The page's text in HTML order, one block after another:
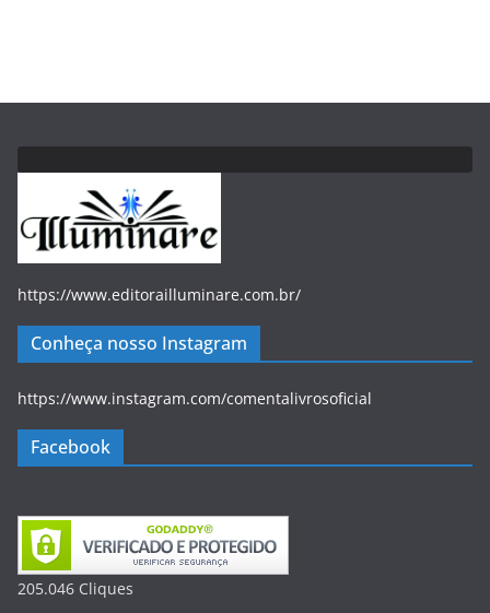
https://www.editorailluminare.com.br/
Conheça nosso Instagram
https://www.instagram.com/comentalivrosoficial
Facebook
205.046 Cliques